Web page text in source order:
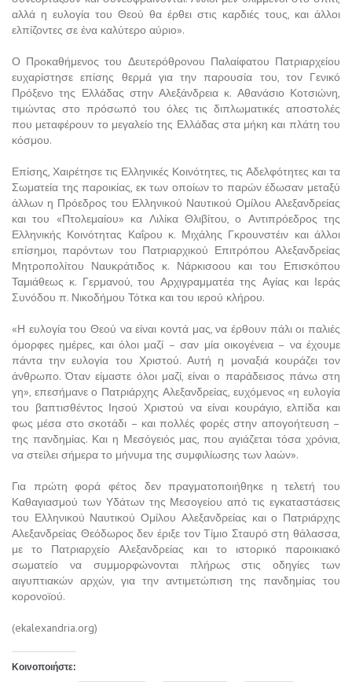
αλλά η ευλογία του Θεού θα έρθει στις καρδιές τους, και άλλοι
ελπίζοντες σε ένα καλύτερο αύριο».
Ο Προκαθήμενος του Δευτερόθρονου Παλαίφατου Πατριαρχείου
ευχαρίστησε επίσης θερμά για την παρουσία του, τον Γενικό
Πρόξενο της Ελλάδας στην Αλεξάνδρεια κ. Αθανάσιο Κοτσιώνη,
τιμώντας στο πρόσωπό του όλες τις διπλωματικές αποστολές
που μεταφέρουν το μεγαλείο της Ελλάδας στα μήκη και πλάτη του
κόσμου.
Επίσης, Χαιρέτησε τις Ελληνικές Κοινότητες, τις Αδελφότητες και τα
Σωματεία της παροικίας, εκ των οποίων το παρών έδωσαν μεταξύ
άλλων η Πρόεδρος του Ελληνικού Ναυτικού Ομίλου Αλεξανδρείας
και του «Πτολεμαίου» κα Λιλίκα Θλιβίτου, ο Αντιπρόεδρος της
Ελληνικής Κοινότητας Καΐρου κ. Μιχάλης Γκρουνστέιν και άλλοι
επίσημοι, παρόντων του Πατριαρχικού Επιτρόπου Αλεξανδρείας
Μητροπολίτου Ναυκράτιδος κ. Νάρκισοου και του Επισκόπου
Ταμιάθεως κ. Γερμανού, του Αρχιγραμματέα της Αγίας και Ιεράς
Συνόδου π. Νικοδήμου Τότκα και του ιερού κλήρου.
«Η ευλογία του Θεού να είναι κοντά μας, να έρθουν πάλι οι παλιές
όμορφες ημέρες, και όλοι μαζί – σαν μία οικογένεια – να έχουμε
πάντα την ευλογία του Χριστού. Αυτή η μοναξιά κουράζει τον
άνθρωπο. Όταν είμαστε όλοι μαζί, είναι ο παράδεισος πάνω στη
γη», επεσήμανε ο Πατριάρχης Αλεξανδρείας, ευχόμενος «η ευλογία
του βαπτισθέντος Ιησού Χριστού να είναι κουράγιο, ελπίδα και
φως μέσα στο σκοτάδι – και πολλές φορές στην απογοήτευση –
της πανδημίας. Και η Μεσόγειός μας, που αγιάζεται τόσα χρόνια,
να στείλει σήμερα το μήνυμα της συμφιλίωσης των λαών».
Για πρώτη φορά φέτος δεν πραγματοποιήθηκε η τελετή του
Καθαγιασμού των Υδάτων της Μεσογείου από τις εγκαταστάσεις
του Ελληνικού Ναυτικού Ομίλου Αλεξανδρείας και ο Πατριάρχης
Αλεξανδρείας Θεόδωρος δεν έριξε τον Τίμιο Σταυρό στη θάλασσα,
με το Πατριαρχείο Αλεξανδρείας και το ιστορικό παροικιακό
σωματείο να συμμορφώνονται πλήρως στις οδηγίες των
αιγυπτιακών αρχών, για την αντιμετώπιση της πανδημίας του
κορονοϊού.
(ekalexandria.org)
Κοινοποιήστε: